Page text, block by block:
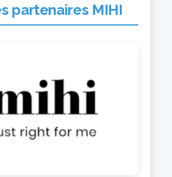
partenaires MIHI